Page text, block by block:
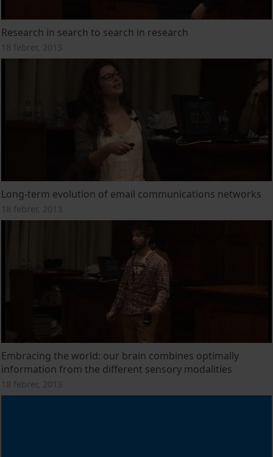
Research in search to search in research
18 febrer, 2013
Long-term evolution of email communications networks
18 febrer, 2013
Embracing the world: our brain combines optimally
information from the different sensory modalities
18 febrer, 2013